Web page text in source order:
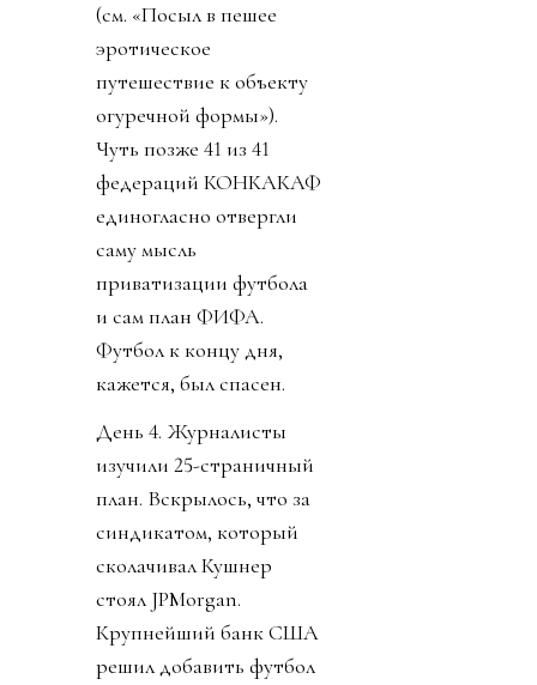
(см. «Посыл в пешее
эротическое
путешествие к объекту
огуречной формы»).
Чуть позже 41 из 41
федераций КОНКАКАФ
единогласно отвергли
саму мысль
приватизации футбола
и сам план ФИФА.
Футбол к концу дня,
кажется, был спасен.
День 4. Журналисты
изучили 25-страничный
план. Вскрылось, что за
синдикатом, который
сколачивал Кушнер
стоял JPMorgan.
Крупнейший банк США
решил добавить футбол